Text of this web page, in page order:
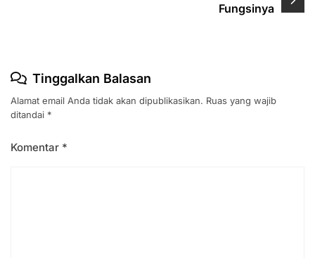
Fungsinya
Tinggalkan Balasan
Alamat email Anda tidak akan dipublikasikan. Ruas yang wajib
ditandai *
Komentar *